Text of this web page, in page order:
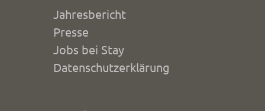
Jahresbericht
Presse
Jobs bei Stay
Datenschutzerklärung